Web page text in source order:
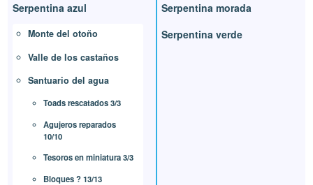
Serpentina azul
Monte del otoño
Valle de los castaños
Santuario del agua
Toads rescatados 3/3
Agujeros reparados
10/10
Tesoros en miniatura 3/3
Bloques ? 13/13
Serpentina morada
Serpentina verde